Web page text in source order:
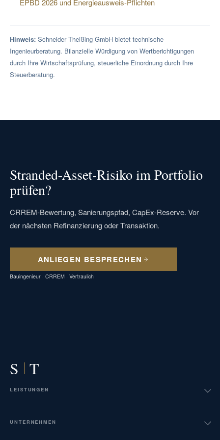
EPBD 2026 und Energieausweis-Pflichten
Hinweis: Schneider Theißing GmbH bietet technische
Ingenieurberatung. Bilanzielle Würdigung von Wertberichtigungen
durch Ihre Wirtschaftsprüfung, steuerliche Einordnung durch Ihre
Steuerberatung.
Stranded-Asset-Risiko im Portfolio
prüfen?
CRREM-Bewertung, Sanierungspfad, CapEx-Reserve. Vor
der nächsten Refinanzierung oder Transaktion.
ANLIEGEN BESPRECHEN
Bauingenieur · CRREM · Vertraulich
S T
LEISTUNGEN
Investorenbegleitung
UNTERNEHMEN